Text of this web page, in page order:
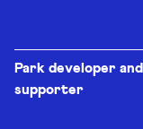
Park developer and
supporter